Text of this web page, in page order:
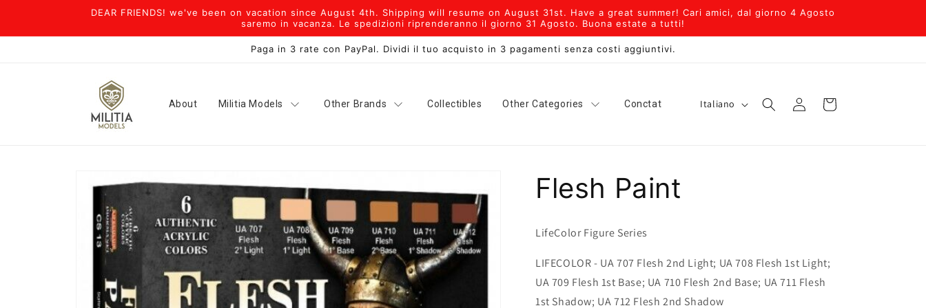
DEAR FRIENDS! we've been on vacation since August 4th. Shipping will resume on August 31st. Have a great summer! Cari amici, dal giorno 4 Agosto
saremo in vacanza. Le spedizioni riprenderanno il giorno 31 Agosto. Buona estate a tutti!
Paga in 3 rate con PayPal. Dividi il tuo acquisto in 3 pagamenti senza costi aggiuntivi.
About Militia Models Other Brands Collectibles Other Categories Conctat
LItaliano Accedi Carrello
informazioni
sul prodotto
Flesh Paint
LifeColor Figure Series
LIFECOLOR - UA 707 Flesh 2nd Light; UA 708 Flesh 1st Light;
UA 709 Flesh 1st Base; UA 710 Flesh 2nd Base; UA 711 Flesh
1st Shadow; UA 712 Flesh 2nd Shadow